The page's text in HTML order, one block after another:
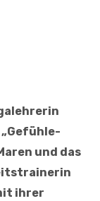
und das
ihrer